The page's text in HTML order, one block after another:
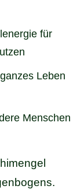
für
Leben
Menschen